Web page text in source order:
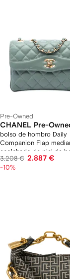
Pre-Owned
CHANEL Pre-
bolso de hombro Daily
Companion Flap
acolchado de piel de
2017-2018
3.208 € 2.887 €
-10%